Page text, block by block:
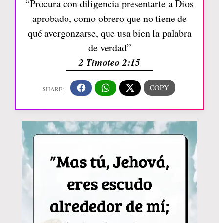
“Procura con diligencia presentarte a Dios
aprobado, como obrero que no tiene de
qué avergonzarse, que usa bien la palabra
de verdad”
2 Timoteo 2:15